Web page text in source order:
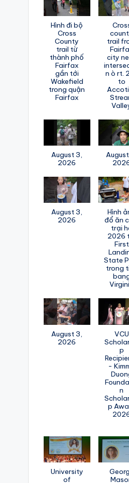
Hình đi bộ
Cross
County
trail từ
thành phố
Fairfax
gần tới
Wakefield
trong quận
Fairfax
trail
city
n ò rt.
to
August 3,
2026
August 3,
2026
Hình
đổ ăn
trại
2026
First
State
trong
August 3,
2026
VCU
p
-
n
p
University
of